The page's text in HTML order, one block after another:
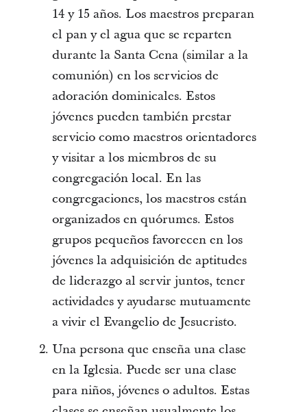
14 y 15 años. Los maestros preparan
el pan y el agua que se reparten
durante la Santa Cena (similar a la
comunión) en los servicios de
adoración dominicales. Estos
jóvenes pueden también prestar
servicio como maestros orientadores
y visitar a los miembros de su
congregación local. En las
congregaciones, los maestros están
organizados en quórumes. Estos
grupos pequeños favorecen en los
jóvenes la adquisición de aptitudes
de liderazgo al servir juntos, tener
actividades y ayudarse mutuamente
a vivir el Evangelio de Jesucristo.
Una persona que enseña una clase
en la Iglesia. Puede ser una clase
para niños, jóvenes o adultos. Estas